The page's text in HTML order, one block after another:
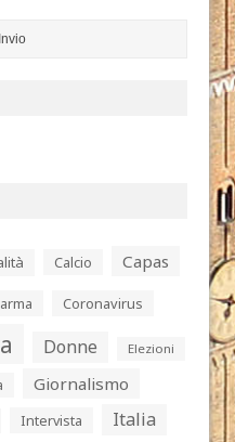
Calcio Capas
Coronavirus
Donne Elezioni
Giornalismo
Intervista Italia